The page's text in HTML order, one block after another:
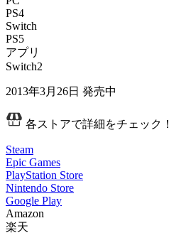
PS4
Switch
PS5
アプリ
Switch2
2013年3月26日 発売中
各ストアで詳細をチェック！
Steam
Epic Games
PlayStation Store
Nintendo Store
Google Play
Amazon
楽天